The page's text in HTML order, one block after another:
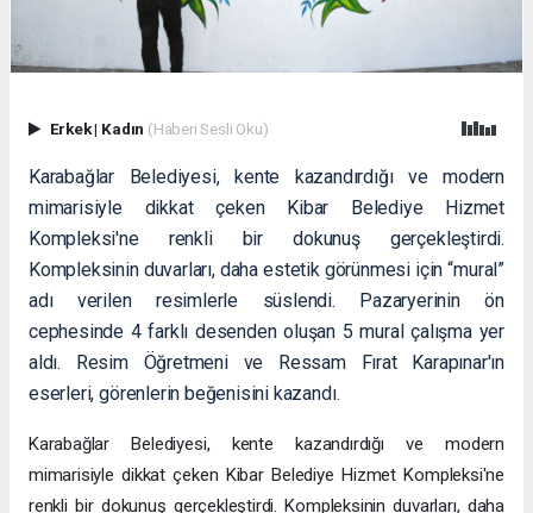
Erkek| Kadın (Haberi Sesli Oku)
Karabağlar Belediyesi, kente kazandırdığı ve modern
mimarisiyle dikkat çeken Kibar Belediye Hizmet
Kompleksi'ne renkli bir dokunuş gerçekleştirdi.
Kompleksinin duvarları, daha estetik görünmesi için “mural”
adı verilen resimlerle süslendi. Pazaryerinin ön
cephesinde 4 farklı desenden oluşan 5 mural çalışma yer
aldı. Resim Öğretmeni ve Ressam Fırat Karapınar'ın
eserleri, görenlerin beğenisini kazandı.
Karabağlar Belediyesi, kente kazandırdığı ve modern
mimarisiyle dikkat çeken Kibar Belediye Hizmet Kompleksi'ne
renkli bir dokunuş gerçekleştirdi. Kompleksinin duvarları, daha